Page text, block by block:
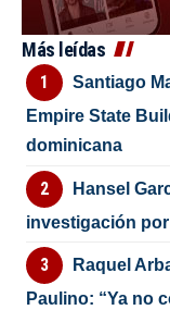
Más leídas
Santiago
Empire State
dominicana
Hansel
investigación
Raquel
Paulino: “Ya no